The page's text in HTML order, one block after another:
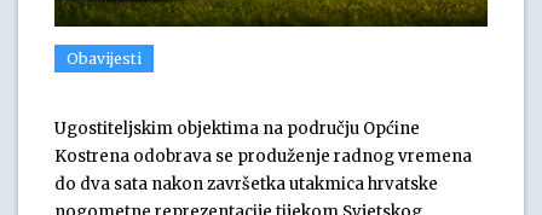
Obavijesti
Ugostiteljskim objektima na području Općine
Kostrena odobrava se produženje radnog vremena
do dva sata nakon završetka utakmica hrvatske